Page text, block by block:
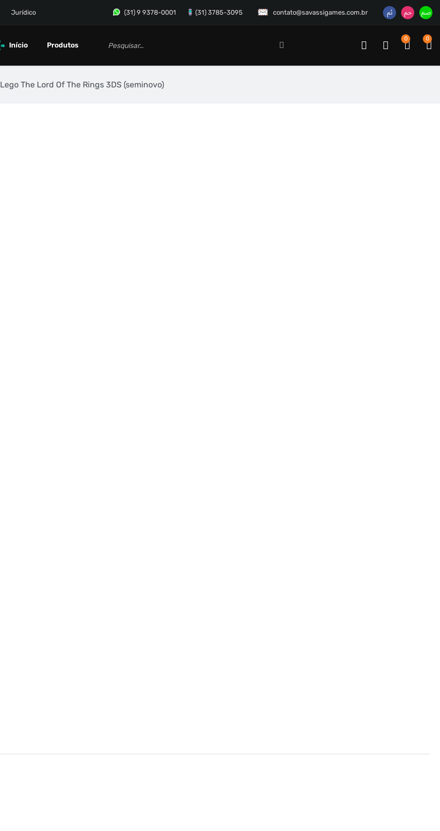
contato@savassigames.com.br
(31) 9 9378-0001 (31) 3785-3095
Jurídico
0
0
Início Produtos
Lego The Lord Of The Rings 3DS (seminovo)